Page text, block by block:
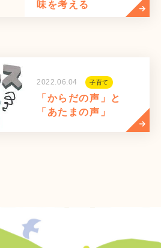
味を考える
2022.06.04 子育て
「からだの声」と
「あたまの声」